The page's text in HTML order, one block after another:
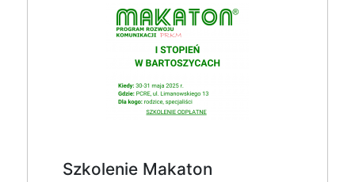
Szkolenie Makaton